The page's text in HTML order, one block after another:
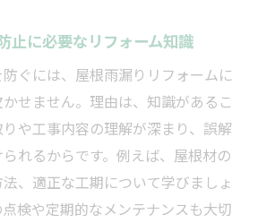
止に必要なリフォーム知識
ぐには、屋根雨漏りリフォームに
せません。理由は、知識があるこ
や工事内容の理解が深まり、誤解
れるからです。例えば、屋根材の
、適正な工期について学びましょ
検や定期的なメンテナンスも大切